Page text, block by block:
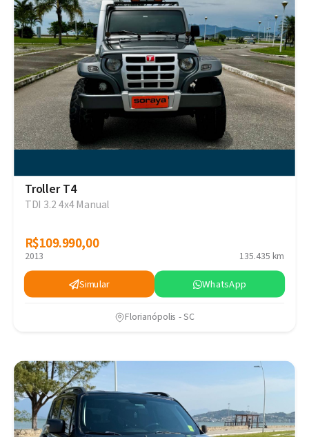
Troller T4
TDI 3.2 4x4 Manual
R$109.990,00
R$109.990,00
2013 135.435 km
Simular WhatsApp
Florianópolis - SC